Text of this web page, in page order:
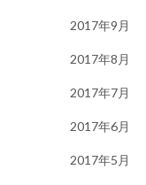
2017年9月
2017年8月
2017年7月
2017年6月
2017年5月